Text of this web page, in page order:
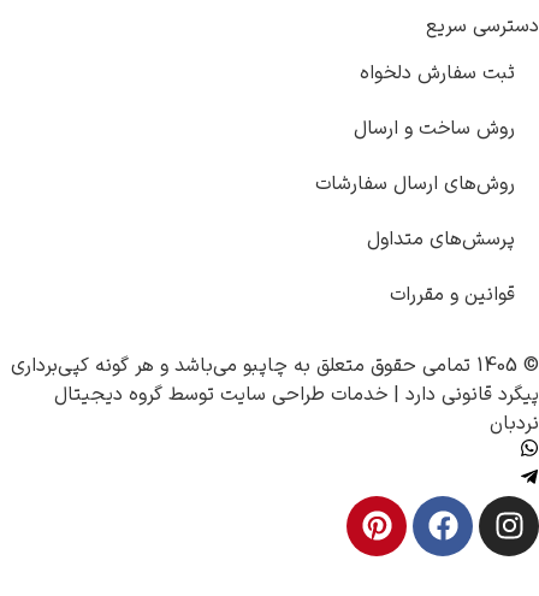
ارسال
سفارشات
چاپبومی‌باشد و هر گونه کپی‌برداری
|خدمات طراحی سایت توسطگروه دیجیتال